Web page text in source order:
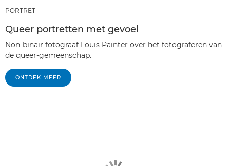
PORTRET
Queer portretten met gevoel
Non-binair fotograaf Louis Painter over het fotograferen van
de queer-gemeenschap.
ONTDEK MEER